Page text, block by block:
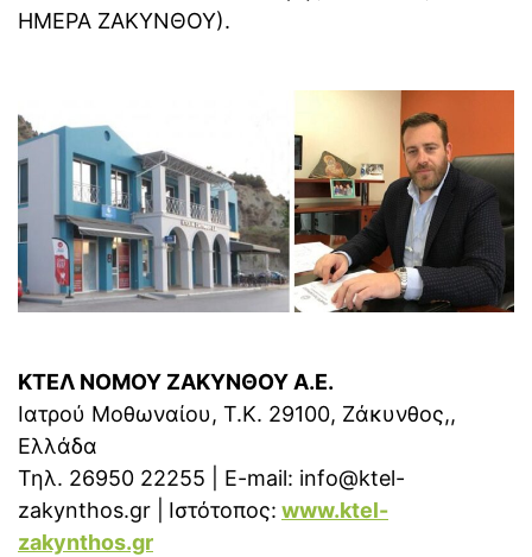
ΗΜΕΡΑ ΖΑΚΥΝΘΟΥ).
ΚΤΕΛ ΝΟΜΟΥ ΖΑΚΥΝΘΟΥ Α.Ε.
Ιατρού Μοθωναίου, Τ.Κ. 29100, Ζάκυνθος,,
Ελλάδα
Τηλ. 26950 22255 | E-mail: info@ktel-
zakynthos.gr |
Ιστότοπος: www.ktel-
zakynthos.gr